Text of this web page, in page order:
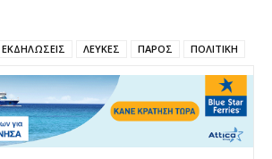
ΕΚΔΗΛΩΣΕΙΣ ΛΕΥΚΕΣ ΠΑΡΟΣ ΠΟΛΙΤΙΚΗ